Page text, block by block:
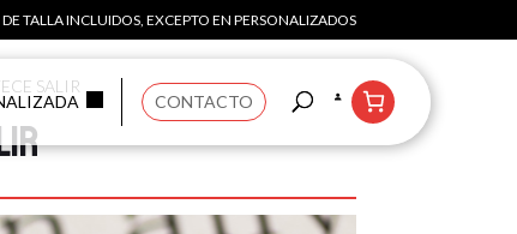
TALLA INCLUIDOS, EXCEPTO EN PERSONALIZADOS
CONTACTO
SALIR